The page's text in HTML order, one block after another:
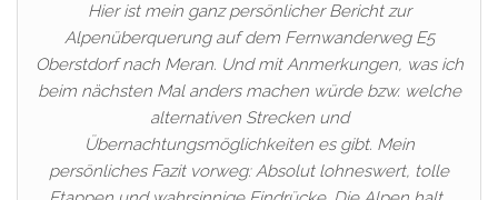
Hier ist mein ganz persönlicher Bericht zur
Alpenüberquerung auf dem Fernwanderweg E5
Oberstdorf nach Meran. Und mit Anmerkungen, was ich
beim nächsten Mal anders machen würde bzw. welche
alternativen Strecken und
Übernachtungsmöglichkeiten es gibt. Mein
persönliches Fazit vorweg: Absolut lohneswert, tolle